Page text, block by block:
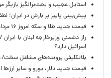
استایل عجیب و بحث‌برانگیز بازیگر
پیش‌بینی پاییز پر بارش در ایران؛
قیمت جدید طلا و سکه امروز ۱۶ مردادماه ۱۴۰۵/ جدول
راز دشمنی وزیرخارجه لبنان با
اسرائیل دارد؟
بلاتکلیفی پرونده‌های مشاغل سخت/
قیمت جدید دلار، یورو و سایر ارزها امروز ۱۶ مردادماه